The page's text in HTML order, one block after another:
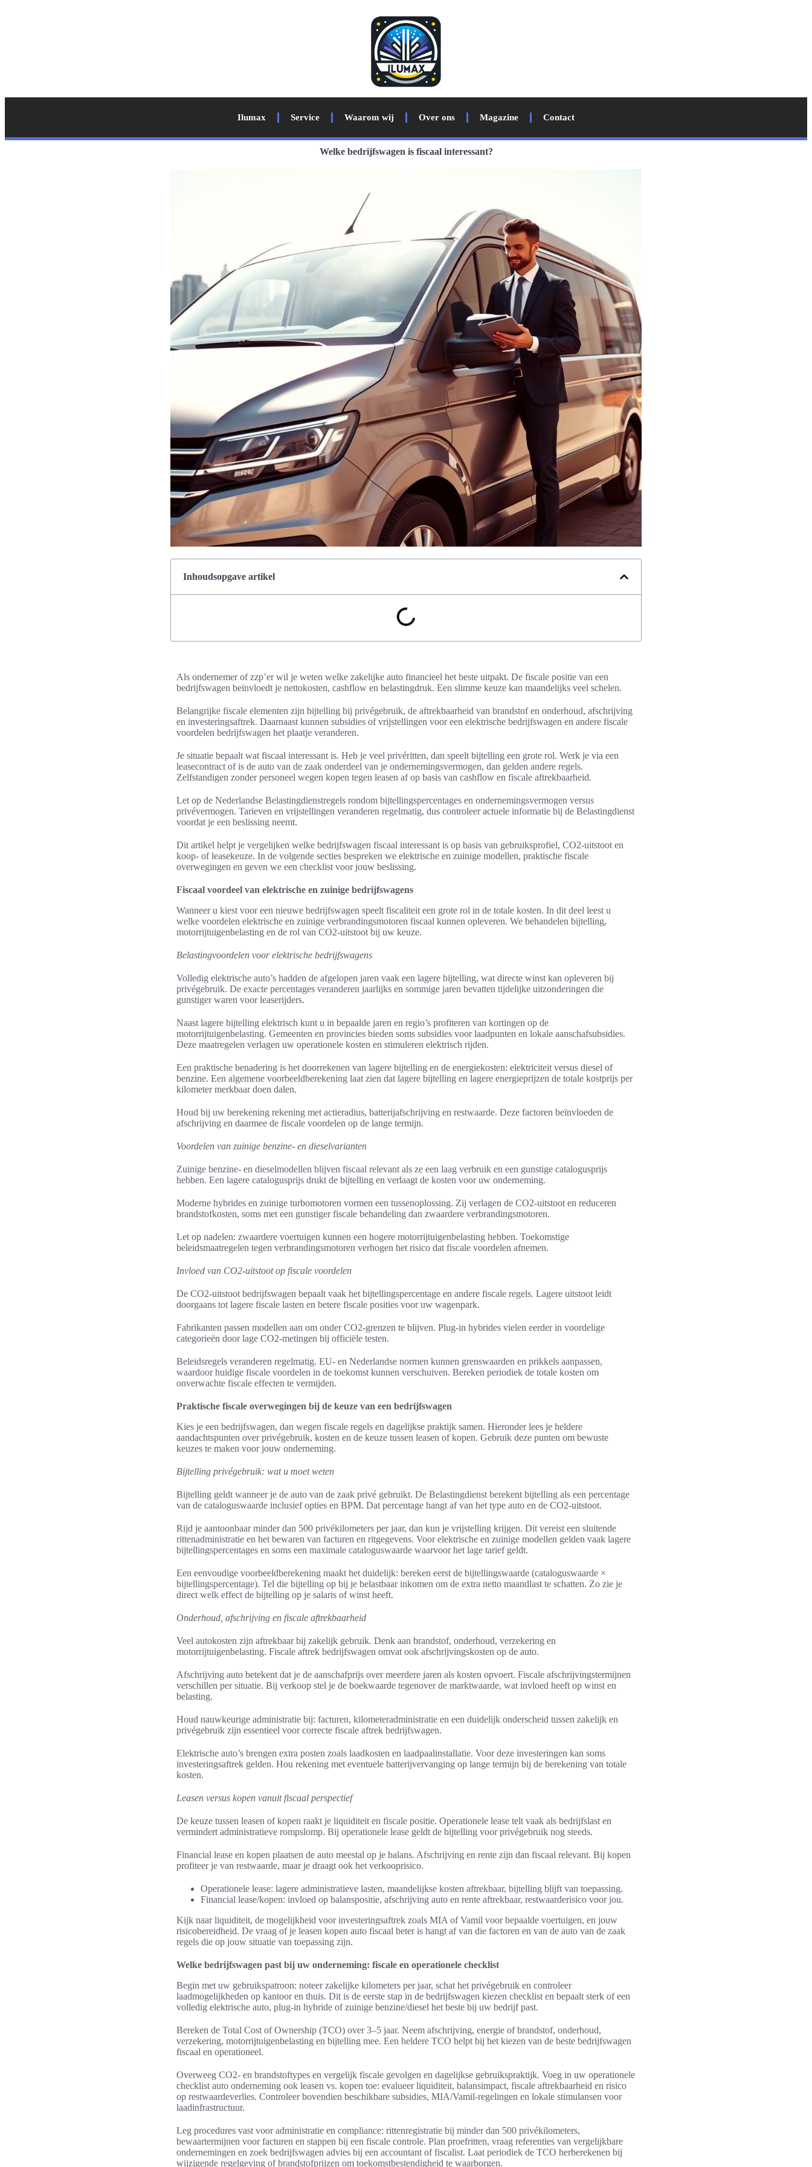
Ilumax Service Waarom wij Over ons Magazine Contact
Welke bedrijfswagen is fiscaal interessant?
Inhoudsopgave artikel
Als ondernemer of zzp’er wil je weten welke zakelijke auto financieel het beste uitpakt. De fiscale positie van een
bedrijfswagen beïnvloedt je nettokosten, cashflow en belastingdruk. Een slimme keuze kan maandelijks veel schelen.
Belangrijke fiscale elementen zijn bijtelling bij privégebruik, de aftrekbaarheid van brandstof en onderhoud, afschrijving
en investeringsaftrek. Daarnaast kunnen subsidies of vrijstellingen voor een elektrische bedrijfswagen en andere fiscale
voordelen bedrijfswagen het plaatje veranderen.
Je situatie bepaalt wat fiscaal interessant is. Heb je veel privéritten, dan speelt bijtelling een grote rol. Werk je via een
leasecontract of is de auto van de zaak onderdeel van je ondernemingsvermogen, dan gelden andere regels.
Zelfstandigen zonder personeel wegen kopen tegen leasen af op basis van cashflow en fiscale aftrekbaarheid.
Let op de Nederlandse Belastingdienstregels rondom bijtellingspercentages en ondernemingsvermogen versus
privévermogen. Tarieven en vrijstellingen veranderen regelmatig, dus controleer actuele informatie bij de Belastingdienst
voordat je een beslissing neemt.
Dit artikel helpt je vergelijken welke bedrijfswagen fiscaal interessant is op basis van gebruiksprofiel, CO2-uitstoot en
koop- of leasekeuze. In de volgende secties bespreken we elektrische en zuinige modellen, praktische fiscale
overwegingen en geven we een checklist voor jouw beslissing.
Fiscaal voordeel van elektrische en zuinige bedrijfswagens
Wanneer u kiest voor een nieuwe bedrijfswagen speelt fiscaliteit een grote rol in de totale kosten. In dit deel leest u
welke voordelen elektrische en zuinige verbrandingsmotoren fiscaal kunnen opleveren. We behandelen bijtelling,
motorrijtuigenbelasting en de rol van CO2-uitstoot bij uw keuze.
Belastingvoordelen voor elektrische bedrijfswagens
Volledig elektrische auto’s hadden de afgelopen jaren vaak een lagere bijtelling, wat directe winst kan opleveren bij
privégebruik. De exacte percentages veranderen jaarlijks en sommige jaren bevatten tijdelijke uitzonderingen die
gunstiger waren voor leaserijders.
Naast lagere bijtelling elektrisch kunt u in bepaalde jaren en regio’s profiteren van kortingen op de
motorrijtuigenbelasting. Gemeenten en provincies bieden soms subsidies voor laadpunten en lokale aanschafsubsidies.
Deze maatregelen verlagen uw operationele kosten en stimuleren elektrisch rijden.
Een praktische benadering is het doorrekenen van lagere bijtelling en de energiekosten: elektriciteit versus diesel of
benzine. Een algemene voorbeeldberekening laat zien dat lagere bijtelling en lagere energieprijzen de totale kostprijs per
kilometer merkbaar doen dalen.
Houd bij uw berekening rekening met actieradius, batterijafschrijving en restwaarde. Deze factoren beïnvloeden de
afschrijving en daarmee de fiscale voordelen op de lange termijn.
Voordelen van zuinige benzine- en dieselvarianten
Zuinige benzine- en dieselmodellen blijven fiscaal relevant als ze een laag verbruik en een gunstige catalogusprijs
hebben. Een lagere catalogusprijs drukt de bijtelling en verlaagt de kosten voor uw onderneming.
Moderne hybrides en zuinige turbomotoren vormen een tussenoplossing. Zij verlagen de CO2-uitstoot en reduceren
brandstofkosten, soms met een gunstiger fiscale behandeling dan zwaardere verbrandingsmotoren.
Let op nadelen: zwaardere voertuigen kunnen een hogere motorrijtuigenbelasting hebben. Toekomstige
beleidsmaatregelen tegen verbrandingsmotoren verhogen het risico dat fiscale voordelen afnemen.
Invloed van CO2-uitstoot op fiscale voordelen
De CO2-uitstoot bedrijfswagen bepaalt vaak het bijtellingspercentage en andere fiscale regels. Lagere uitstoot leidt
doorgaans tot lagere fiscale lasten en betere fiscale posities voor uw wagenpark.
Fabrikanten passen modellen aan om onder CO2-grenzen te blijven. Plug-in hybrides vielen eerder in voordelige
categorieën door lage CO2-metingen bij officiële testen.
Beleidsregels veranderen regelmatig. EU- en Nederlandse normen kunnen grenswaarden en prikkels aanpassen,
waardoor huidige fiscale voordelen in de toekomst kunnen verschuiven. Bereken periodiek de totale kosten om
onverwachte fiscale effecten te vermijden.
Praktische fiscale overwegingen bij de keuze van een bedrijfswagen
Kies je een bedrijfswagen, dan wegen fiscale regels en dagelijkse praktijk samen. Hieronder lees je heldere
aandachtspunten over privégebruik, kosten en de keuze tussen leasen of kopen. Gebruik deze punten om bewuste
keuzes te maken voor jouw onderneming.
Bijtelling privégebruik: wat u moet weten
Bijtelling geldt wanneer je de auto van de zaak privé gebruikt. De Belastingdienst berekent bijtelling als een percentage
van de cataloguswaarde inclusief opties en BPM. Dat percentage hangt af van het type auto en de CO2-uitstoot.
Rijd je aantoonbaar minder dan 500 privékilometers per jaar, dan kun je vrijstelling krijgen. Dit vereist een sluitende
rittenadministratie en het bewaren van facturen en ritgegevens. Voor elektrische en zuinige modellen gelden vaak lagere
bijtellingspercentages en soms een maximale cataloguswaarde waarvoor het lage tarief geldt.
Een eenvoudige voorbeeldberekening maakt het duidelijk: bereken eerst de bijtellingswaarde (cataloguswaarde ×
bijtellingspercentage). Tel die bijtelling op bij je belastbaar inkomen om de extra netto maandlast te schatten. Zo zie je
direct welk effect de bijtelling op je salaris of winst heeft.
Onderhoud, afschrijving en fiscale aftrekbaarheid
Veel autokosten zijn aftrekbaar bij zakelijk gebruik. Denk aan brandstof, onderhoud, verzekering en
motorrijtuigenbelasting. Fiscale aftrek bedrijfswagen omvat ook afschrijvingskosten op de auto.
Afschrijving auto betekent dat je de aanschafprijs over meerdere jaren als kosten opvoert. Fiscale afschrijvingstermijnen
verschillen per situatie. Bij verkoop stel je de boekwaarde tegenover de marktwaarde, wat invloed heeft op winst en
belasting.
Houd nauwkeurige administratie bij: facturen, kilometeradministratie en een duidelijk onderscheid tussen zakelijk en
privégebruik zijn essentieel voor correcte fiscale aftrek bedrijfswagen.
Elektrische auto’s brengen extra posten zoals laadkosten en laadpaalinstallatie. Voor deze investeringen kan soms
investeringsaftrek gelden. Hou rekening met eventuele batterijvervanging op lange termijn bij de berekening van totale
kosten.
Leasen versus kopen vanuit fiscaal perspectief
De keuze tussen leasen of kopen raakt je liquiditeit en fiscale positie. Operationele lease telt vaak als bedrijfslast en
vermindert administratieve rompslomp. Bij operationele lease geldt de bijtelling voor privégebruik nog steeds.
Financial lease en kopen plaatsen de auto meestal op je balans. Afschrijving en rente zijn dan fiscaal relevant. Bij kopen
profiteer je van restwaarde, maar je draagt ook het verkooprisico.
Operationele lease: lagere administratieve lasten, maandelijkse kosten aftrekbaar, bijtelling blijft van toepassing.
Financial lease/kopen: invloed op balanspositie, afschrijving auto en rente aftrekbaar, restwaarderisico voor jou.
Kijk naar liquiditeit, de mogelijkheid voor investeringsaftrek zoals MIA of Vamil voor bepaalde voertuigen, en jouw
risicobereidheid. De vraag of je leasen kopen auto fiscaal beter is hangt af van die factoren en van de auto van de zaak
regels die op jouw situatie van toepassing zijn.
Welke bedrijfswagen past bij uw onderneming: fiscale en operationele checklist
Begin met uw gebruikspatroon: noteer zakelijke kilometers per jaar, schat het privégebruik en controleer
laadmogelijkheden op kantoor en thuis. Dit is de eerste stap in de bedrijfswagen kiezen checklist en bepaalt sterk of een
volledig elektrische auto, plug-in hybride of zuinige benzine/diesel het beste bij uw bedrijf past.
Bereken de Total Cost of Ownership (TCO) over 3–5 jaar. Neem afschrijving, energie of brandstof, onderhoud,
verzekering, motorrijtuigenbelasting en bijtelling mee. Een heldere TCO helpt bij het kiezen van de beste bedrijfswagen
fiscaal en operationeel.
Overweeg CO2- en brandstoftypes en vergelijk fiscale gevolgen en dagelijkse gebruikspraktijk. Voeg in uw operationele
checklist auto onderneming ook leasen vs. kopen toe: evalueer liquiditeit, balansimpact, fiscale aftrekbaarheid en risico
op restwaardeverlies. Controleer bovendien beschikbare subsidies, MIA/Vamil-regelingen en lokale stimulansen voor
laadinfrastructuur.
Leg procedures vast voor administratie en compliance: rittenregistratie bij minder dan 500 privékilometers,
bewaartermijnen voor facturen en stappen bij een fiscale controle. Plan proefritten, vraag referenties van vergelijkbare
ondernemingen en zoek bedrijfswagen advies bij een accountant of fiscalist. Laat periodiek de TCO herberekenen bij
wijzigende regelgeving of brandstofprijzen om toekomstbestendigheid te waarborgen.